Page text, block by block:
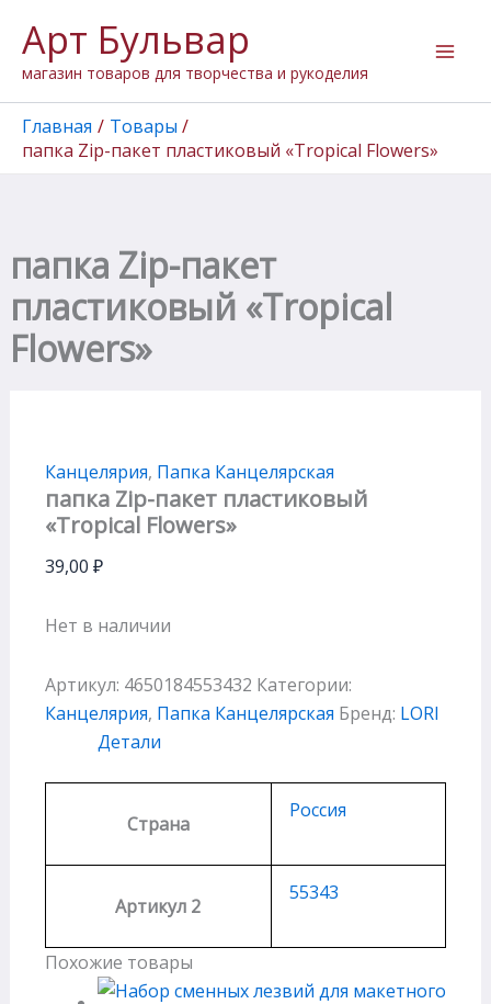
содержимому
Арт Бульвар
магазин товаров для творчества и рукоделия
Главная
Товары
папка Zip-пакет пластиковый «Tropical Flowers»
папка Zip-пакет
пластиковый «Tropical
Flowers»
Канцелярия, Папка Канцелярская
папка Zip-пакет пластиковый
«Tropical Flowers»
39,00 ₽
Нет в наличии
Артикул: 4650184553432 Категории:
Канцелярия, Папка Канцелярская Бренд: LORI
Детали
Страна
Россия
Артикул 2
55343
Похожие товары